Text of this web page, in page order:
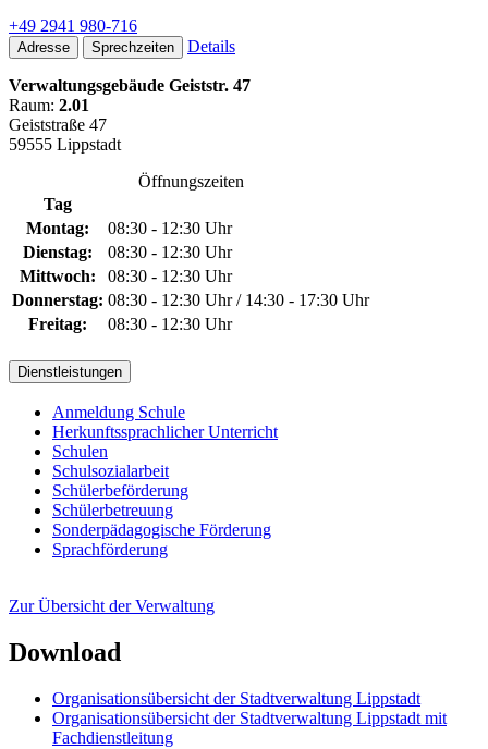
+49 2941 980-716
Adresse Sprechzeiten Details
Verwaltungsgebäude Geiststr. 47
Raum: 2.01
Geiststraße 47
59555 Lippstadt
Öffnungszeiten
Tag
Montag:
08:30 - 12:30 Uhr
Dienstag:
08:30 - 12:30 Uhr
Mittwoch:
08:30 - 12:30 Uhr
Donnerstag: 08:30 - 12:30 Uhr / 14:30 - 17:30 Uhr
Freitag:
08:30 - 12:30 Uhr
Dienstleistungen
Anmeldung Schule
Herkunftssprachlicher Unterricht
Schulen
Schulsozialarbeit
Schülerbeförderung
Schülerbetreuung
Sonderpädagogische Förderung
Sprachförderung
Zur Übersicht der Verwaltung
Download
Organisationsübersicht der Stadtverwaltung Lippstadt
Organisationsübersicht der Stadtverwaltung Lippstadt mit
Fachdienstleitung